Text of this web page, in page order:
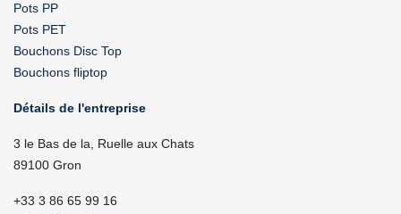
Pots PP
Pots PET
Bouchons Disc Top
Bouchons fliptop
Détails de l'entreprise
3 le Bas de la, Ruelle aux Chats
89100 Gron
+33 3 86 65 99 16